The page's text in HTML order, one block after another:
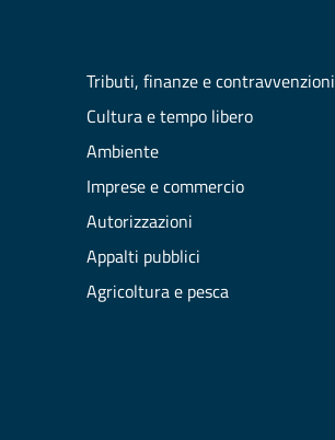
Tributi, finanze e contravvenzioni
Cultura e tempo libero
Ambiente
Imprese e commercio
Autorizzazioni
Appalti pubblici
Agricoltura e pesca